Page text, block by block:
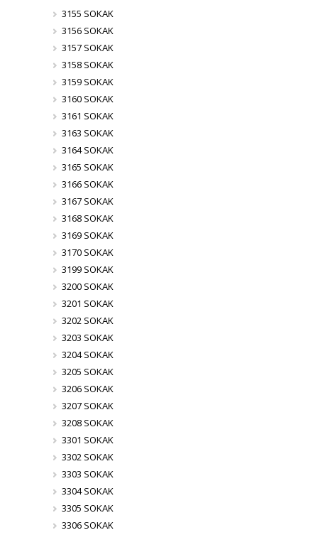
3155 SOKAK
3156 SOKAK
3157 SOKAK
3158 SOKAK
3159 SOKAK
3160 SOKAK
3161 SOKAK
3163 SOKAK
3164 SOKAK
3165 SOKAK
3166 SOKAK
3167 SOKAK
3168 SOKAK
3169 SOKAK
3170 SOKAK
3199 SOKAK
3200 SOKAK
3201 SOKAK
3202 SOKAK
3203 SOKAK
3204 SOKAK
3205 SOKAK
3206 SOKAK
3207 SOKAK
3208 SOKAK
3301 SOKAK
3302 SOKAK
3303 SOKAK
3304 SOKAK
3305 SOKAK
3306 SOKAK